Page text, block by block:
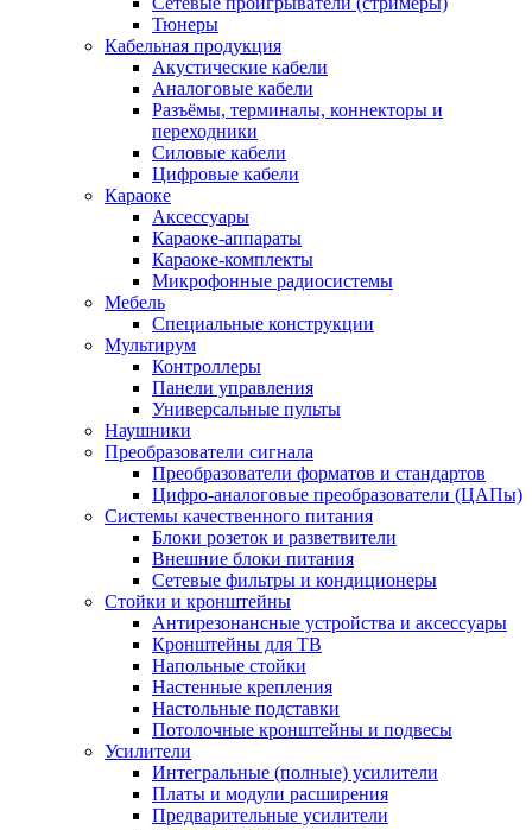
Тюнеры
Кабельная продукция
Акустические кабели
Аналоговые кабели
Разъёмы, терминалы, коннекторы и
переходники
Силовые кабели
Цифровые кабели
Караоке
Аксессуары
Караоке-аппараты
Караоке-комплекты
Микрофонные радиосистемы
Мебель
Специальные конструкции
Мультирум
Контроллеры
Панели управления
Универсальные пульты
Наушники
Преобразователи сигнала
Преобразователи форматов и стандартов
Цифро-аналоговые преобразователи (ЦАПы)
Системы качественного питания
Блоки розеток и разветвители
Внешние блоки питания
Сетевые фильтры и кондиционеры
Стойки и кронштейны
Антирезонансные устройства и аксессуары
Кронштейны для ТВ
Напольные стойки
Настенные крепления
Настольные подставки
Потолочные кронштейны и подвесы
Усилители
Интегральные (полные) усилители
Платы и модули расширения
Предварительные усилители